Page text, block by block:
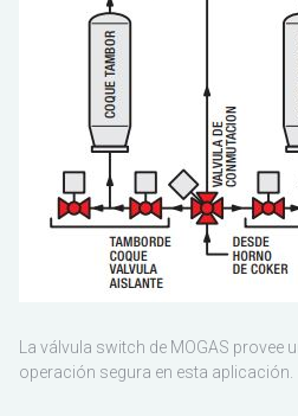
La válvula switch de MOGAS provee
operación segura en esta aplicación.